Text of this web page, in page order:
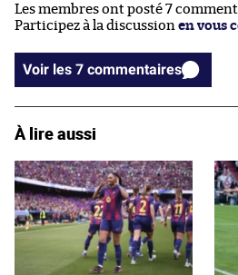
Les membres ont posté 7
Participez à la discussion en vous
Voir les 7 commentaires
À lire aussi